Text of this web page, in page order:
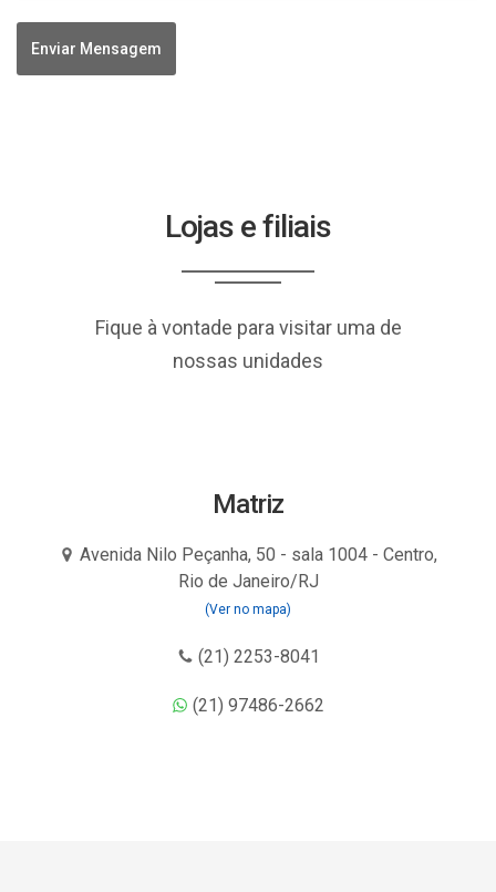
Enviar Mensagem
Lojas e filiais
Fique à vontade para visitar uma de
nossas unidades
Matriz
Avenida Nilo Peçanha, 50 - sala 1004 - Centro,
Rio de Janeiro/RJ
(Ver no mapa)
(21) 2253-8041
(21) 97486-2662